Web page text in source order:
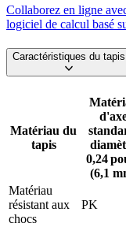
Collaborez en ligne
logiciel de calcul basé
Caractéristiques du tapis
Matériau du
tapis
0,24
(6,1
Matériau
résistant aux
chocs
PK